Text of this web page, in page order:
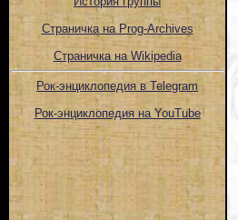
Страничка на Prog-Archives
Страничка на Wikipedia
Рок-энциклопедия в Telegram
Рок-энциклопедия на YouTube